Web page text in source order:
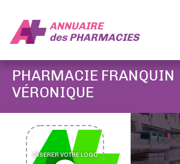
ANNUAIRE
desPHARMACIES
PHARMACIE FRANQUIN
VÉRONIQUE
INSÉRER VOTRE LOGO